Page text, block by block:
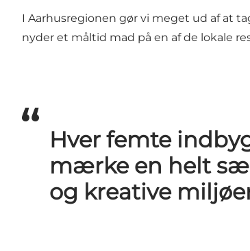
I Aarhusregionen gør vi meget ud af at
nyder et måltid mad på en af de lokale
Hver femte
mærke en helt
og kreative